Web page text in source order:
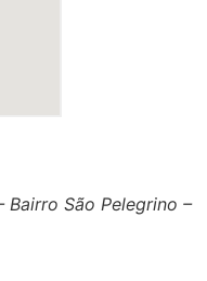
Bairro São Pelegrino –